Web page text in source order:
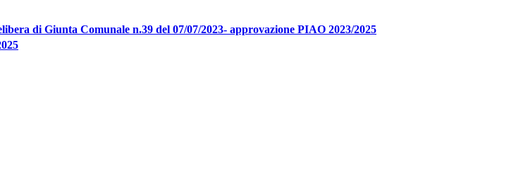
di Giunta Comunale n.39 del 07/07/2023- approvazione PIAO 2023/2025